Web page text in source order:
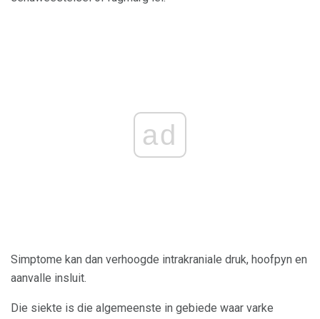
ad
Simptome kan dan verhoogde intrakraniale druk, hoofpyn en
aanvalle insluit.
Die siekte is die algemeenste in gebiede waar varke